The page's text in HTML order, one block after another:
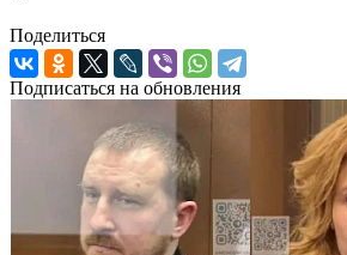
Поделиться
Подписаться на обновления